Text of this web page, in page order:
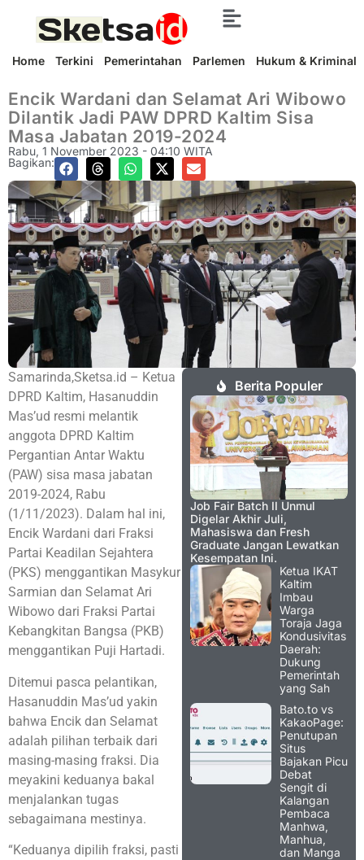
Home Terkini Pemerintahan Parlemen Hukum & Kriminal
Encik Wardani dan Selamat Ari Wibowo
Dilantik Jadi PAW DPRD Kaltim Sisa
Masa Jabatan 2019-2024
Rabu, 1 November 2023 - 04:10 WITA
Bagikan:
Samarinda,Sketsa.id – Ketua
DPRD Kaltim, Hasanuddin
Mas’ud resmi melantik
anggota DPRD Kaltim
Pergantian Antar Waktu
(PAW) sisa masa jabatan
2019-2024, Rabu
(1/11/2023). Dalam hal ini,
Encik Wardani dari Fraksi
Partai Keadilan Sejahtera
(PKS) menggantikan Masykur
Sarmian dan Selamat Ari
Wibowo dari Fraksi Partai
Kebangkitan Bangsa (PKB)
menggantikan Puji Hartadi.
Ditemui pasca pelantikan,
Hasanuddin Mas’ud yakin
bahwa Encik dan Selamat
adalah pilihan terbaik dari
masing-masing fraksi. Dia
meyakini keduanya bakal
menjalankan tugas
sebagaimana mestinya.
“Keduanya dipilih fraksi, pasti
Berita Populer
Job Fair Batch II Unmul
Digelar Akhir Juli,
Mahasiswa dan Fresh
Graduate Jangan Lewatkan
Kesempatan Ini.
Ketua IKAT
Kaltim
Imbau
Warga
Toraja Jaga
Kondusivitas
Daerah:
Dukung
Pemerintah
yang Sah
Bato.to vs
KakaoPage:
Penutupan
Situs
Bajakan Picu
Debat
Sengit di
Kalangan
Pembaca
Manhwa,
Manhua,
dan Manga